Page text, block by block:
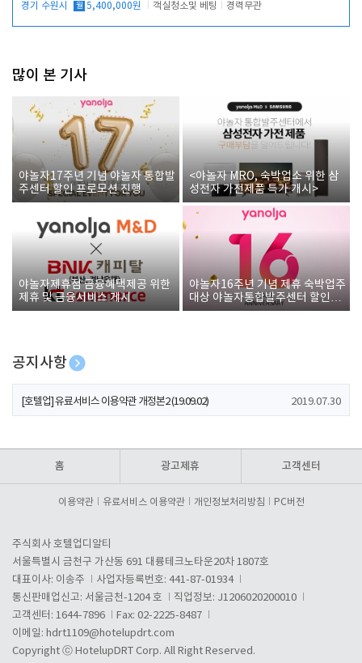
경기 수원시 월 5,400,000원 객실청소및 베팅 경력무관
많이 본 기사
야놀자17주년 기념 야놀자 통합발
주센터 할인 프로모션 진행
<야놀자 MRO, 숙박업소 위한 삼
성전자 가전제품 특가 개시>
야놀자제휴점 금융혜택제공 위한
제휴 및 금융서비스 게시
야놀자16주년 기념 제휴 숙박업주
대상 야놀자통합발주센터 할인쿠
폰 증정
공지사항
[호텔업] 개인정보 처리방침 개정본1 (19.09.02)
[호텔업] 유료서비스 이용약관 개정본2 (19.09.02) 2019.07.30
홈 광고제휴 고객센터
이용약관 유료서비스 이용약관 개인정보처리방침 PC버전
주식회사 호텔업디알티
서울특별시 금천구 가산동 691 대륭테크노타운20차 1807호
대표이사: 이송주
사업자등록번호: 441-87-01934
통신판매업신고: 서울금천-1204 호
직업정보: J1206020200010
고객센터: 1644-7896
Fax: 02-2225-8487
이메일: hdrt1109@hotelupdrt.com
Copyright ⓒ HotelupDRT Corp. All Right Reserved.